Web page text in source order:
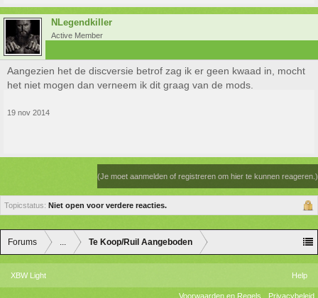
NLegendkiller
Active Member
Aangezien het de discversie betrof zag ik er geen kwaad in, mocht
het niet mogen dan verneem ik dit graag van de mods.
19 nov 2014
(Je moet aanmelden of registreren om hier te kunnen reageren.)
Topicstatus: Niet open voor verdere reacties.
Forums ... Te Koop/Ruil Aangeboden
XBW Light Help
Voorwaarden en Regels Privacybeleid